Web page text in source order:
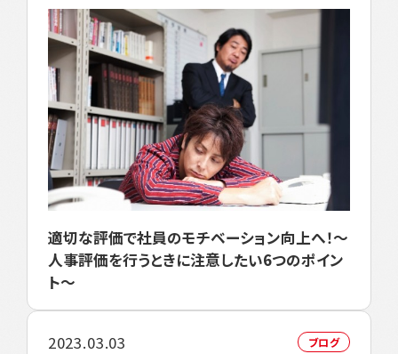
適切な評価で社員のモチベーション向上へ！～
人事評価を行うときに注意したい6つのポイン
ト～
2023.03.03 ブログ